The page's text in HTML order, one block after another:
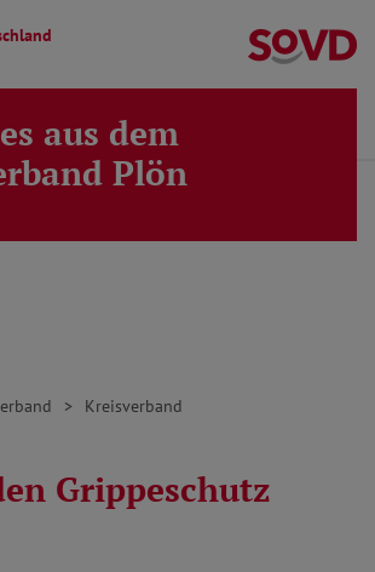
springen
aus dem
Plön
Kreisverband
Grippeschutz